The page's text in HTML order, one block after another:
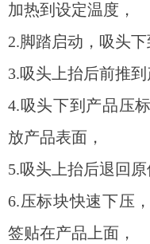
加热到设定温度，
2.脚踏启动，吸头
3.吸头上抬后前推
4.吸头下到产品压
放产品表面，
5.吸头上抬后退回原
6.压标块快速下压
签贴在产品上面，